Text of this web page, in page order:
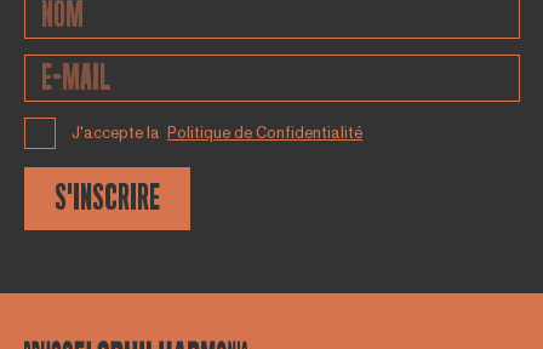
J'accepte la Politique de Confidentialité
S'INSCRIRE